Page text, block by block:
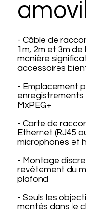
- Câble de
1m, 2m et 3m
manière
accessoires
- Emplacement
enregistrements
MxPEG+
- Carte de
Ethernet (RJ45
microphones et
- Montage
revêtement du
plafond
- Seuls les
montés dans le